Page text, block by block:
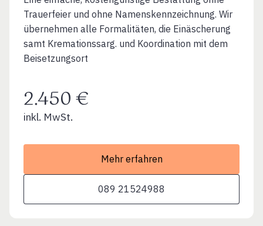
Trauerfeier und ohne Namenskennzeichnung. Wir
übernehmen alle Formalitäten, die Einäscherung
samt Kremationssarg. und Koordination mit dem
Beisetzungsort
2.450 €
inkl. MwSt.
Mehr erfahren
089 21524988